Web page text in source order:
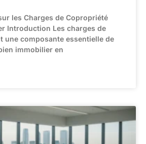
les Charges de Copropriété
Introduction Les charges de
une composante essentielle de
immobilier en